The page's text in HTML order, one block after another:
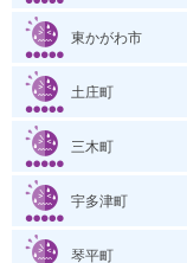
東かがわ市
土庄町
三木町
宇多津町
琴平町